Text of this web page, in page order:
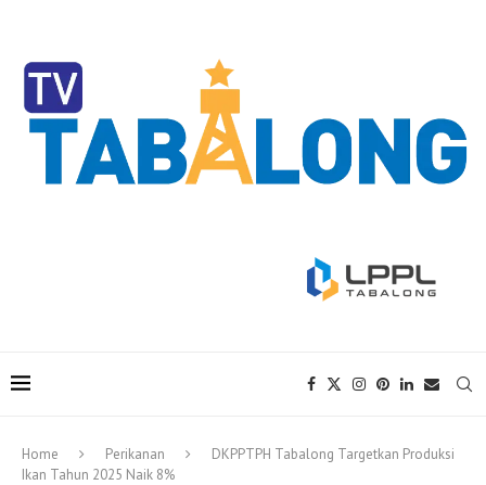
Home Perikanan
DKPPTPH Tabalong Targetkan Produksi
Ikan Tahun 2025 Naik 8%